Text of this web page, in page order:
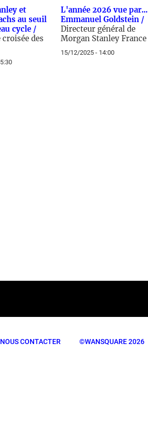
et
au seuil
cycle /
des
L'année 2026 vue par...
Emmanuel Goldstein /
Directeur général de
Morgan Stanley France
15/12/2025 - 14:00
NOUS CONTACTER ©WANSQUARE 2026